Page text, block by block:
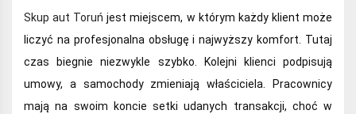
Skup aut Toruń jest miejscem, w którym każdy klient może
liczyć na profesjonalna obsługę i najwyższy komfort. Tutaj
czas biegnie niezwykle szybko. Kolejni klienci podpisują
umowy, a samochody zmieniają właściciela. Pracownicy
mają na swoim koncie setki udanych transakcji, choć w